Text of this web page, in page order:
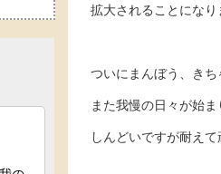
拡大されることになり
ついにまんぼう、きち
また我慢の日々が始ま
しんどいですが耐え